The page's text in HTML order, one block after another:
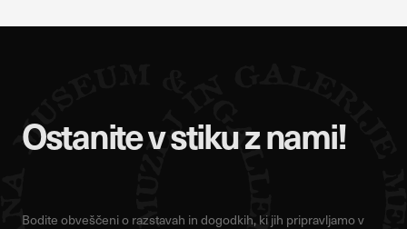
Ostanite v stiku z nami!
Bodite obveščeni o razstavah in dogodkih, ki jih pripravljamo v